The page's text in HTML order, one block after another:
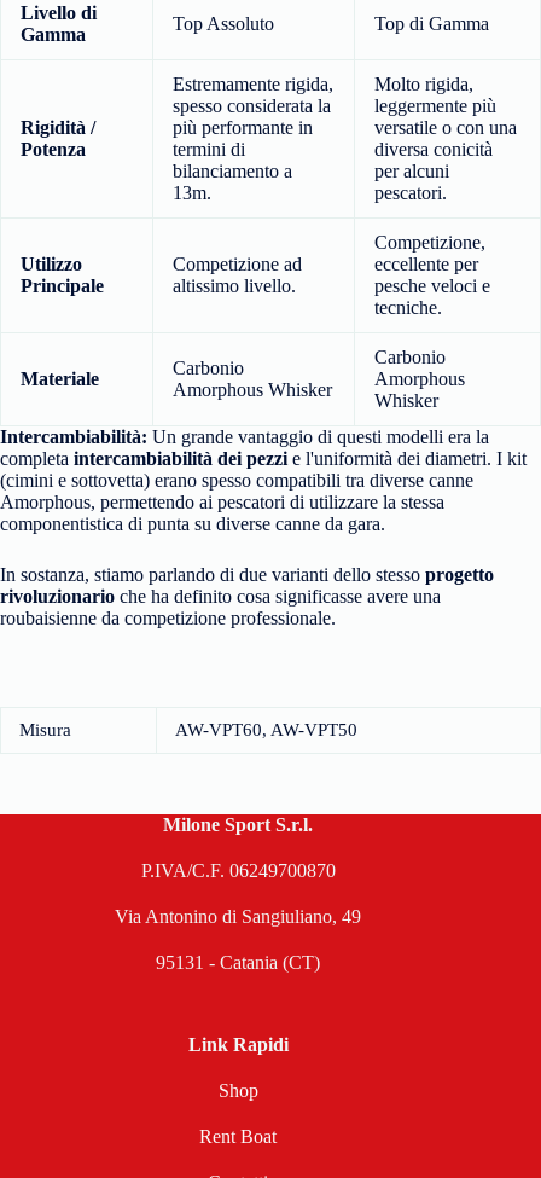
Livello di
Gamma
Top Assoluto Top di Gamma
Rigidità /
Potenza
Estremamente rigida,
spesso considerata la
più performante in
termini di
bilanciamento a
13m.
Molto rigida,
leggermente più
versatile o con una
diversa conicità
per alcuni
pescatori.
Utilizzo
Principale
Competizione ad
altissimo livello.
Competizione,
eccellente per
pesche veloci e
tecniche.
Materiale
Carbonio
Amorphous Whisker
Carbonio
Amorphous
Whisker
Intercambiabilità: Un grande vantaggio di questi modelli era la
completa intercambiabilità dei pezzi e l'uniformità dei diametri. I kit
(cimini e sottovetta) erano spesso compatibili tra diverse canne
Amorphous, permettendo ai pescatori di utilizzare la stessa
componentistica di punta su diverse canne da gara.
In sostanza, stiamo parlando di due varianti dello stesso progetto
rivoluzionario che ha definito cosa significasse avere una
roubaisienne da competizione professionale.
Misura AW-VPT60, AW-VPT50
Milone Sport S.r.l.
P.IVA/C.F. 06249700870
Via Antonino di Sangiuliano, 49
95131 - Catania (CT)
Link Rapidi
Shop
Rent Boat